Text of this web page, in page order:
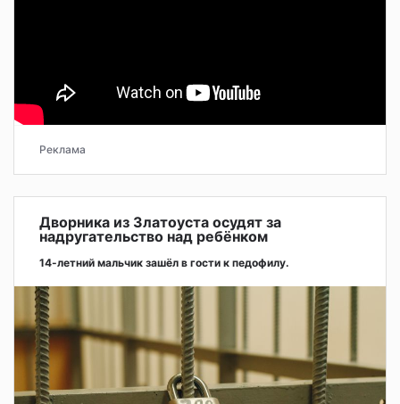
Реклама
Дворника из Златоуста осудят за
надругательство над ребёнком
14-летний мальчик зашёл в гости к педофилу.